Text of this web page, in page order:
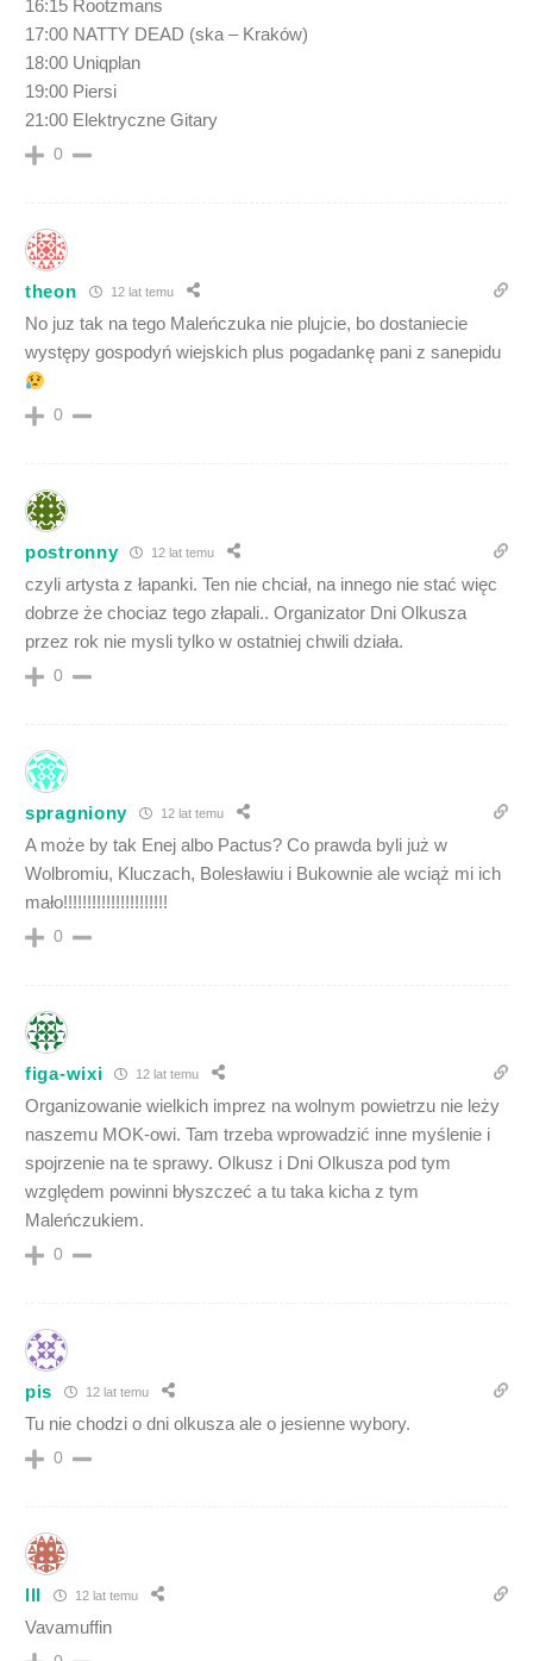
16:15 Rootzmans
17:00 NATTY DEAD (ska – Kraków)
18:00 Uniqplan
19:00 Piersi
21:00 Elektryczne Gitary
0
theon 12 lat temu
No juz tak na tego Maleńczuka nie plujcie, bo dostaniecie
występy gospodyń wiejskich plus pogadankę pani z sanepidu
0
postronny 12 lat temu
czyli artysta z łapanki. Ten nie chciał, na innego nie stać więc
dobrze że chociaz tego złapali.. Organizator Dni Olkusza
przez rok nie mysli tylko w ostatniej chwili działa.
0
spragniony 12 lat temu
A może by tak Enej albo Pactus? Co prawda byli już w
Wolbromiu, Kluczach, Bolesławiu i Bukownie ale wciąż mi ich
mało!!!!!!!!!!!!!!!!!!!!!!
0
figa-wixi 12 lat temu
Organizowanie wielkich imprez na wolnym powietrzu nie leży
naszemu MOK-owi. Tam trzeba wprowadzić inne myślenie i
spojrzenie na te sprawy. Olkusz i Dni Olkusza pod tym
względem powinni błyszczeć a tu taka kicha z tym
Maleńczukiem.
0
pis 12 lat temu
Tu nie chodzi o dni olkusza ale o jesienne wybory.
0
lll 12 lat temu
Vavamuffin